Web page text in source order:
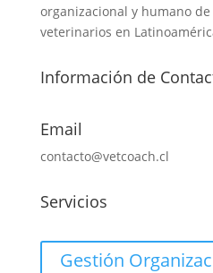
organizacional y humano
veterinarios en
Información de
Email
contacto@vetcoach.cl
Servicios
Gestión